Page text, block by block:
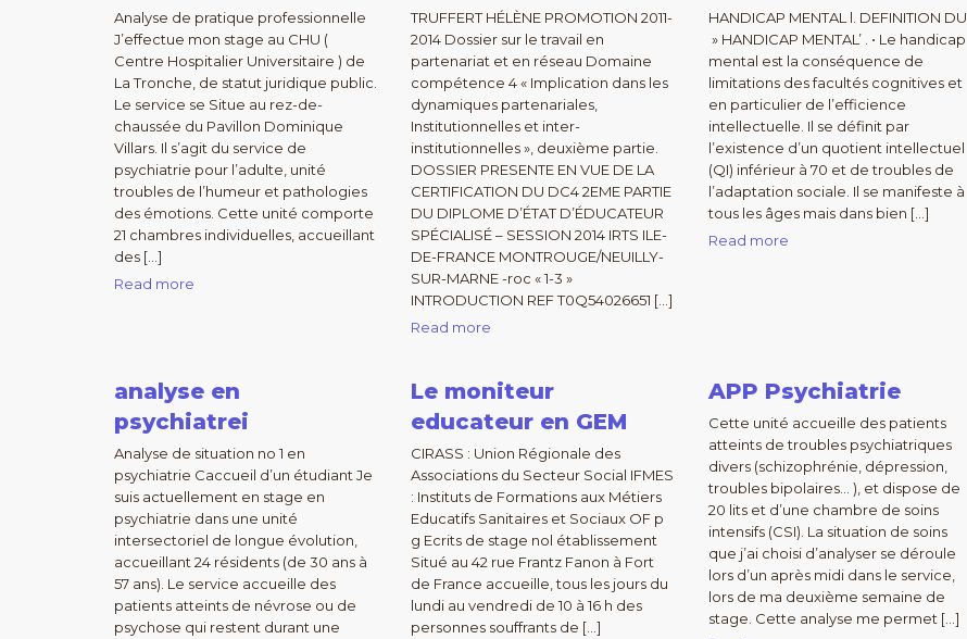
Analyse de pratique professionnelle
J’effectue mon stage au CHU (
Centre Hospitalier Universitaire ) de
La Tronche, de statut juridique public.
Le service se Situe au rez-de-
chaussée du Pavillon Dominique
Villars. Il s’agit du service de
psychiatrie pour l’adulte, unité
troubles de l’humeur et pathologies
des émotions. Cette unité comporte
21 chambres individuelles, accueillant
des […]
Read more
TRUFFERT HÉLÈNE PROMOTION 2011-
2014 Dossier sur le travail en
partenariat et en réseau Domaine
compétence 4 « Implication dans les
dynamiques partenariales,
Institutionnelles et inter-
institutionnelles », deuxième partie.
DOSSIER PRESENTE EN VUE DE LA
CERTIFICATION DU DC4 2EME PARTIE
DU DIPLOME D’ÉTAT D’ÉDUCATEUR
SPÉCIALISÉ – SESSION 2014 IRTS ILE-
DE-FRANCE MONTROUGE/NEUILLY-
SUR-MARNE -roc « 1-3 »
INTRODUCTION REF T0Q54026651 […]
Read more
HANDICAP MENTAL l. DEFINITION DU
» HANDICAP MENTAL’ . • Le handicap
mental est la conséquence de
limitations des facultés cognitives et
en particulier de l’efficience
intellectuelle. Il se définit par
l’existence d’un quotient intellectuel
(QI) inférieur à 70 et de troubles de
l’adaptation sociale. Il se manifeste à
tous les âges mais dans bien […]
Read more
analyse en
psychiatrei
Analyse de situation no 1 en
psychiatrie Caccueil d’un étudiant Je
suis actuellement en stage en
psychiatrie dans une unité
intersectoriel de longue évolution,
accueillant 24 résidents (de 30 ans à
57 ans). Le service accueille des
patients atteints de névrose ou de
psychose qui restent durant une
Le moniteur
educateur en GEM
CIRASS : Union Régionale des
Associations du Secteur Social IFMES
: Instituts de Formations aux Métiers
Educatifs Sanitaires et Sociaux OF p
g Ecrits de stage nol établissement
Situé au 42 rue Frantz Fanon à Fort
de France accueille, tous les jours du
lundi au vendredi de 10 à 16 h des
personnes souffrants de […]
APP Psychiatrie
Cette unité accueille des patients
atteints de troubles psychiatriques
divers (schizophrénie, dépression,
troubles bipolaires… ), et dispose de
20 lits et d’une chambre de soins
intensifs (CSI). La situation de soins
que j’ai choisi d’analyser se déroule
lors d’un après midi dans le service,
lors de ma deuxième semaine de
stage. Cette analyse me permet […]